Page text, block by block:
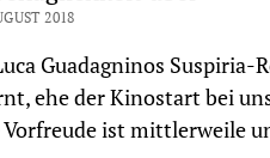
2018
Guadagninos Suspiria-
ehe der Kinostart bei
ist mittlerweile